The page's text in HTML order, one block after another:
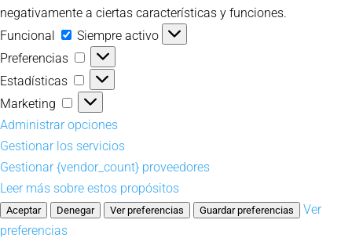
negativamente a ciertas características y funciones.
Funcional
Funcional
Siempre activo
Preferencias
Preferencias
Estadísticas
Estadísticas
Marketing
Marketing
Administrar opciones
Gestionar los servicios
Gestionar {vendor_count} proveedores
Leer más sobre estos propósitos
Aceptar Denegar Ver preferencias Guardar preferencias
Ver
preferencias